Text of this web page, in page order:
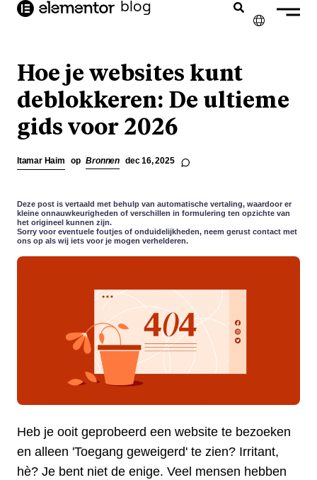
blog
ENGLISH
FRANÇAIS
ITALIANO
Hoe je websites kunt
deblokkeren: De ultieme
gids voor 2026
Itamar Haim op Bronnen dec 16, 2025
Deze post is vertaald met behulp van automatische vertaling, waardoor er
kleine onnauwkeurigheden of verschillen in formulering ten opzichte van
het origineel kunnen zijn.
Sorry voor eventuele foutjes of onduidelijkheden, neem gerust contact met
ons op als wij iets voor je mogen verhelderen.
Heb je ooit geprobeerd een website te bezoeken
en alleen 'Toegang geweigerd' te zien? Irritant,
hè? Je bent niet de enige. Veel mensen hebben